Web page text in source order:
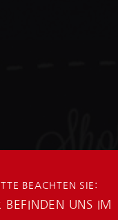
BEACHTEN SIE:
BEFINDEN UNS IM